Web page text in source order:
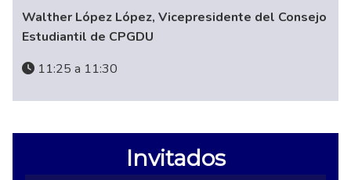
Walther López López, Vicepresidente del Consejo
Estudiantil de CPGDU
11:25 a 11:30
Invitados